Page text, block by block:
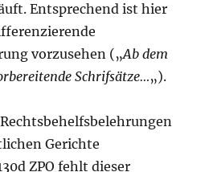
Entsprechend ist hier
vorzusehen („Ab dem
Schrifsätze…„).
Gerichte
ZPO fehlt dieser